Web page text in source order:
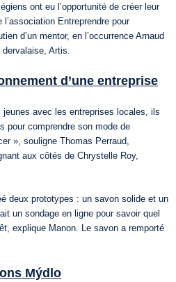
ont eu l’opportunité de créer leur
l’association Entreprendre pour
d’un mentor, en l’occurrence Arnaud
Artis.
d’une entreprise
jeunes avec les entreprises locales, ils
pour comprendre son mode de
», souligne Thomas Perraud,
aux côtés de Chrystelle Roy,
deux prototypes : un savon solide et un
un sondage en ligne pour savoir quel
explique Manon. Le savon a remporté
Mýdlo